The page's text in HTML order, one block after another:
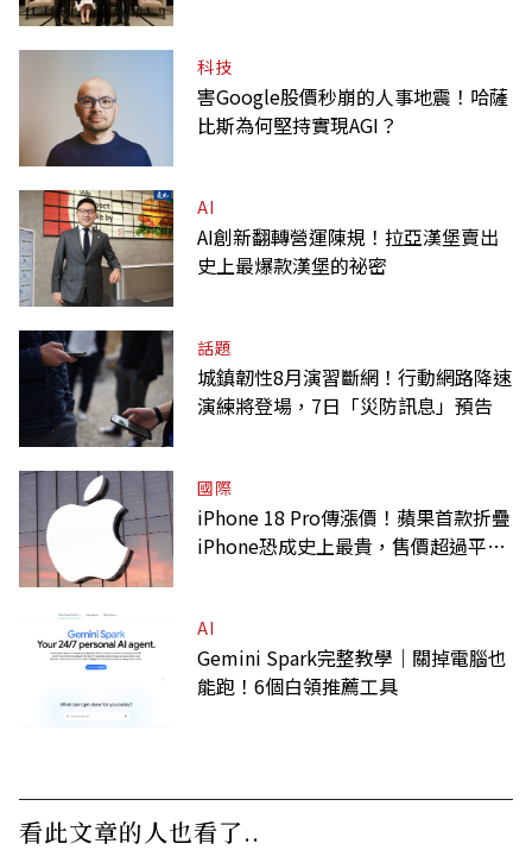
科技
害Google股價秒崩的人事地震！哈薩
比斯為何堅持實現AGI？
AI
AI創新翻轉營運陳規！拉亞漢堡賣出
史上最爆款漢堡的祕密
話題
城鎮韌性8月演習斷網！行動網路降速
演練將登場，7日「災防訊息」預告
國際
iPhone 18 Pro傳漲價！蘋果首款折疊
iPhone恐成史上最貴，售價超過平均
AI
Gemini Spark完整教學｜關掉電腦也
能跑！6個白領推薦工具
看此文章的人也看了..